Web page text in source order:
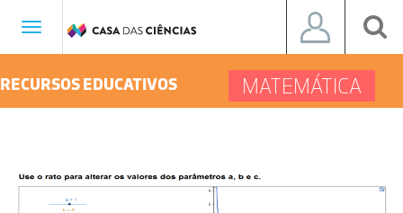
Toggle
RECURSOS EDUCATIVOS MATEMÁTICA